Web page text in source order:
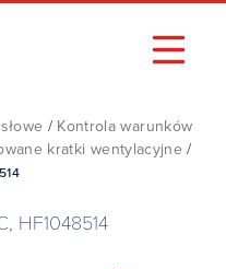
/ Kontrola warunków
kratki wentylacyjne /
HF1048514